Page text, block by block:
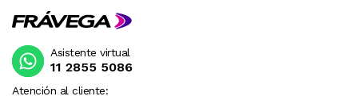
Atención al cliente:
Asistente virtual
11 2855 5086